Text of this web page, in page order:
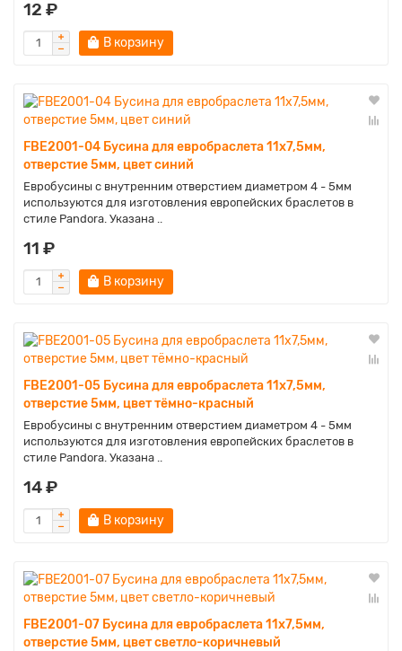
12 ₽
В корзину
FBE2001-04 Бусина для евробраслета 11х7,5мм,
отверстие 5мм, цвет синий
Евробусины с внутренним отверстием диаметром 4 - 5мм
используются для изготовления европейских браслетов в
стиле Pandora. Указана ..
11 ₽
В корзину
FBE2001-05 Бусина для евробраслета 11х7,5мм,
отверстие 5мм, цвет тёмно-красный
Евробусины с внутренним отверстием диаметром 4 - 5мм
используются для изготовления европейских браслетов в
стиле Pandora. Указана ..
14 ₽
В корзину
FBE2001-07 Бусина для евробраслета 11х7,5мм,
отверстие 5мм, цвет светло-коричневый